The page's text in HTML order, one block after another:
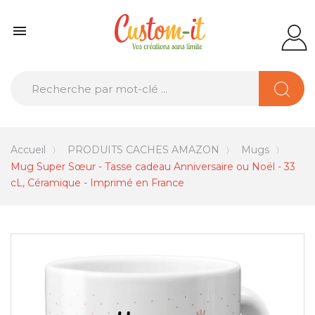

Accueil PRODUITS CACHES AMAZON
Mugs
Mug Super Sœur - Tasse cadeau Anniversaire ou Noël - 33
cL, Céramique - Imprimé en France